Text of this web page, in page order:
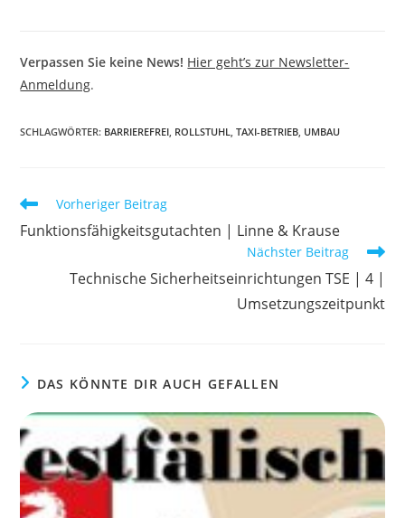
Verpassen Sie keine News! Hier geht’s zur Newsletter-
Anmeldung.
SCHLAGWÖRTER: BARRIEREFREI, ROLLSTUHL, TAXI-BETRIEB, UMBAU
Weitere
Artikel
ansehen
Vorheriger Beitrag
Funktionsfähigkeitsgutachten | Linne & Krause
Nächster Beitrag
Technische Sicherheitseinrichtungen TSE | 4 |
Umsetzungszeitpunkt
DAS KÖNNTE DIR AUCH GEFALLEN